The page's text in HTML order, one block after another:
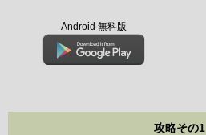
Android 無料版
攻略その1